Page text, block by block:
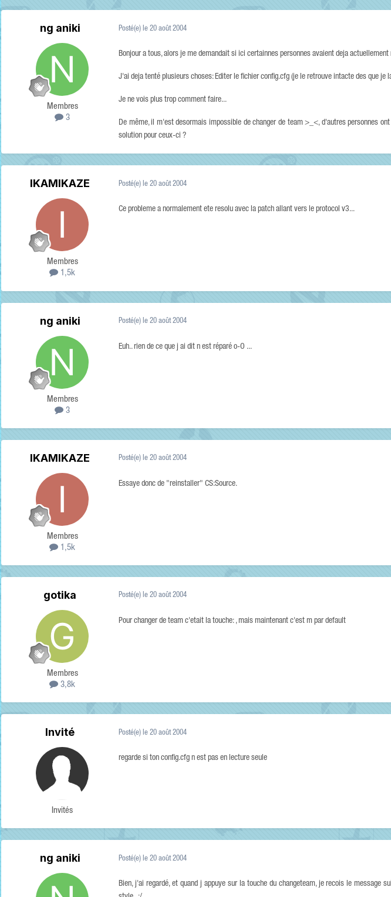
ng aniki
Membres
3
Posté(e) le 20 août 2004
Bonjour a tous, alors je me demandait si ici certainnes personnes avaient deja
J'ai deja tenté plusieurs choses: Editer le fichier config.cfg (je le retrouve intacte des que je
Je ne vois plus trop comment faire...
De même, il m'est desormais impossible de changer de team >_<, d'autres personnes
solution pour ceux-ci ?
IKAMIKAZE
Membres
1,5k
Posté(e) le 20 août 2004
Ce probleme a normalement ete resolu avec la patch allant vers le protocol v3...
ng aniki
Membres
3
Posté(e) le 20 août 2004
Euh.. rien de ce que j ai dit n est réparé o-O ...
IKAMIKAZE
Membres
1,5k
Posté(e) le 20 août 2004
Essaye donc de "reinstaller" CS:Source.
gotika
Membres
3,8k
Posté(e) le 20 août 2004
Pour changer de team c'etait la touche: , mais maintenant c'est m par default
Invité
Invités
Posté(e) le 20 août 2004
regarde si ton config.cfg n est pas en lecture seule
ng aniki Posté(e) le 20 août 2004
Bien, j'ai regardé, et quand j appuye sur la touche du changeteam, je recois le message